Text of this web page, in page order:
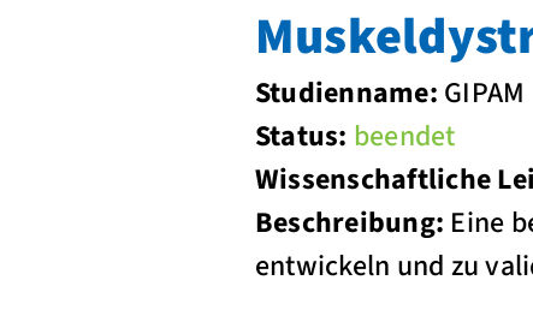
Studienname: GIPAM
Status: beendet
Wissenschaftliche
Beschreibung: Eine
entwickeln und zu